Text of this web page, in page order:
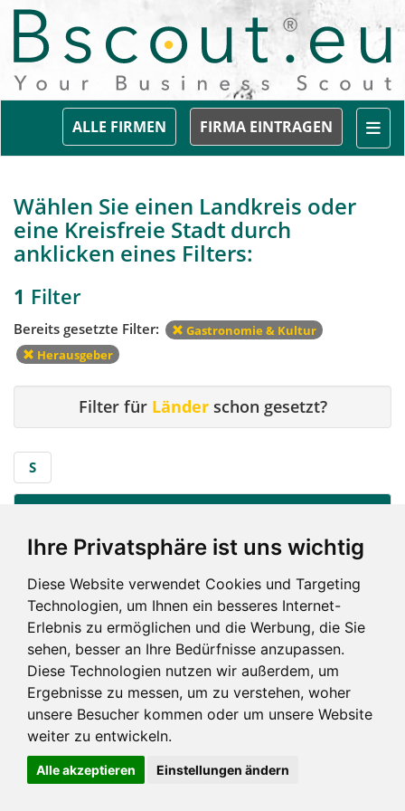
Ihre Privatsphäre ist uns wichtig
Diese Website verwendet Cookies und Targeting
Technologien, um Ihnen ein besseres Internet-
Erlebnis zu ermöglichen und die Werbung, die Sie
sehen, besser an Ihre Bedürfnisse anzupassen.
Diese Technologien nutzen wir außerdem, um
Ergebnisse zu messen, um zu verstehen, woher
unsere Besucher kommen oder um unsere Website
weiter zu entwickeln.
Alle akzeptieren Einstellungen ändern
FIRMA EINTRAGEN
ALLE FIRMEN
Wählen Sie einen Landkreis oder
eine Kreisfreie Stadt durch
anklicken eines Filters:
1 Filter
Bereits gesetzte Filter:
Gastronomie & Kultur
Herausgeber
Filter für Länderschon gesetzt?
S
Schwäbisch Hall
S
Impressum und mehr